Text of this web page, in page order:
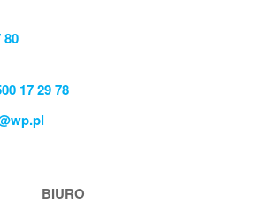
80
17 29 78
BIURO